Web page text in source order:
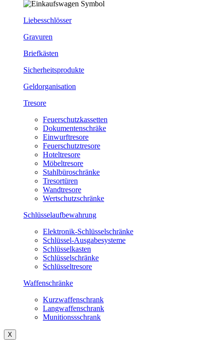
Liebesschlösser
Gravuren
Briefkästen
Sicherheitsprodukte
Geldorganisation
Tresore
Feuerschutzkassetten
Dokumentenschräke
Einwurftresore
Feuerschutztresore
Hoteltresore
Möbeltresore
Stahlbüroschränke
Tresortüren
Wandtresore
Wertschutzschränke
Schlüsselaufbewahrung
Elektronik-Schlüsselschränke
Schlüssel-Ausgabesysteme
Schlüsselkasten
Schlüsselschränke
Schlüsseltresore
Waffenschränke
Kurzwaffenschrank
Langwaffenschrank
Munitionssschrank
X